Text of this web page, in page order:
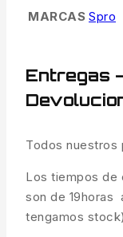
MARCAS Spro
Entregas
Todos nuestros
Los tiempos de
son de 19horas
tengamos